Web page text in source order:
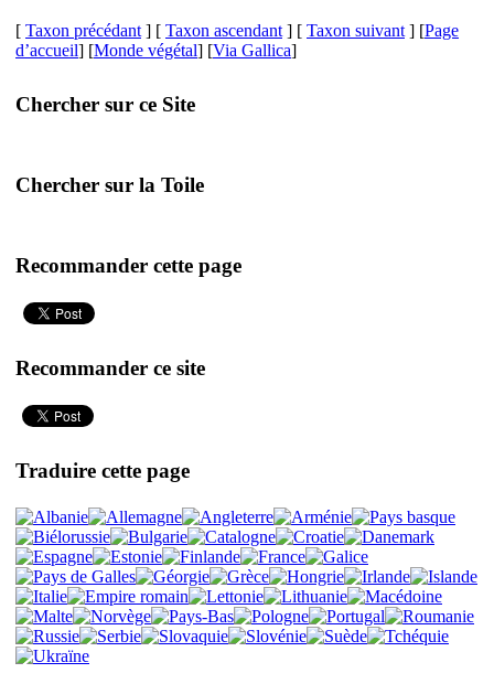
[ Taxon précédant ] [ Taxon ascendant ] [ Taxon suivant ] [Page
d’accueil] [Monde végétal] [Via Gallica]
Chercher sur ce Site
Chercher sur la Toile
Recommander cette page
Recommander ce site
Traduire cette page